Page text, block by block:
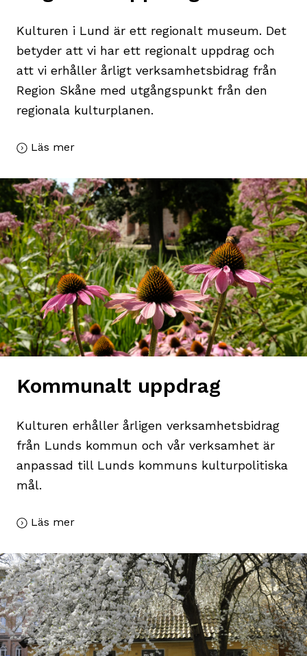
Kulturen i Lund är ett regionalt museum. Det
betyder att vi har ett regionalt uppdrag och
att vi erhåller årligt verksamhetsbidrag från
Region Skåne med utgångspunkt från den
regionala kulturplanen.
Läs mer
Kommunalt uppdrag
Kulturen erhåller årligen verksamhetsbidrag
från Lunds kommun och vår verksamhet är
anpassad till Lunds kommuns kulturpolitiska
mål.
Läs mer